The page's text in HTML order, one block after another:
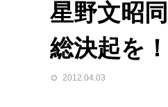
星野文昭
総決起を！
2012.04.03